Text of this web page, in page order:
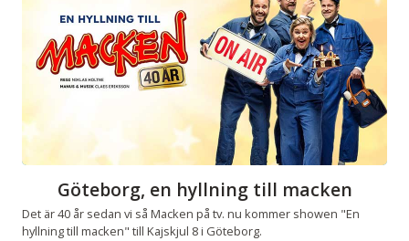
Göteborg, en hyllning till macken
Det är 40 år sedan vi så Macken på tv. nu kommer showen "En
hyllning till macken" till Kajskjul 8 i Göteborg.